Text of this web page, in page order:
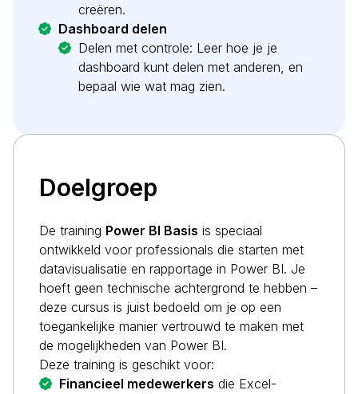
creëren.
Dashboard delen
Delen met controle: Leer hoe je je
dashboard kunt delen met anderen, en
bepaal wie wat mag zien.
Doelgroep
De training Power BI Basis is speciaal
ontwikkeld voor professionals die starten met
datavisualisatie en rapportage in Power BI. Je
hoeft geen technische achtergrond te hebben –
deze cursus is juist bedoeld om je op een
toegankelijke manier vertrouwd te maken met
de mogelijkheden van Power BI.
Deze training is geschikt voor:
Financieel medewerkers die Excel-